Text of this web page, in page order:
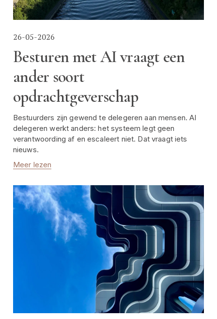
26-05-2026
Besturen met AI vraagt een
ander soort
opdrachtgeverschap
Bestuurders zijn gewend te delegeren aan mensen. AI
delegeren werkt anders: het systeem legt geen
verantwoording af en escaleert niet. Dat vraagt iets
nieuws.
Meer lezen